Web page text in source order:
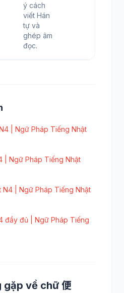
ý cách
viết Hán
tự và
ghép âm
đọc.
| Ngữ Pháp Tiếng Nhật
| Ngữ Pháp Tiếng Nhật
N4 | Ngữ Pháp Tiếng Nhật
đầy đủ | Ngữ Pháp Tiếng
gặp về chữ 便